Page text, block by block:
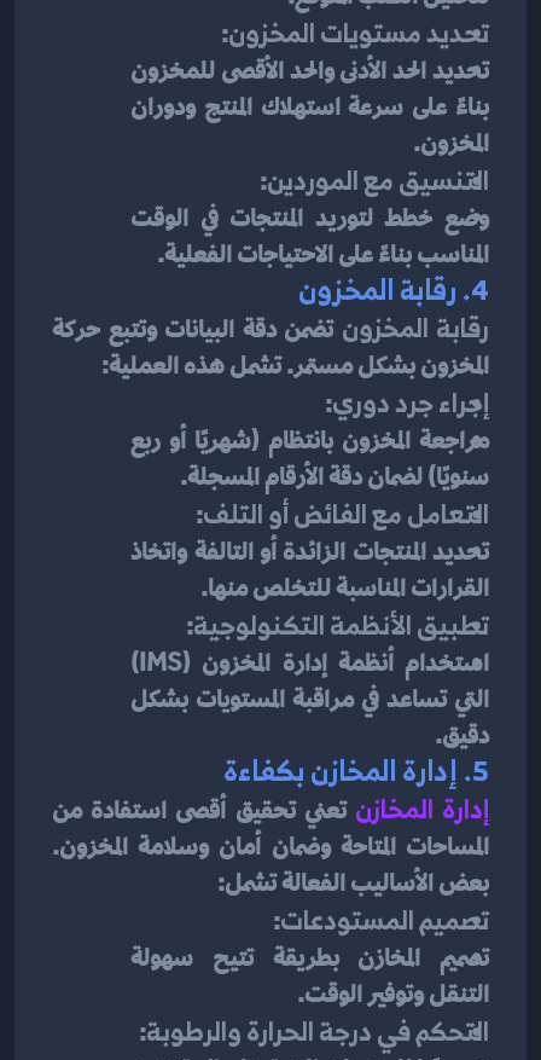
تحديد مستويات المخزون:
المخزون.
التنسيق مع الموردين:
المناسب بناءً على الاحتياجات الفعلية.
4. رقابة المخزون
رقابة المخزون
المخزون بشكل مستمر. تشمل هذه العملية:
إجراء جرد دوري:
مراجعة المخزون بانتظام (شهريًا أو ربع
سنويًا) لضمان دقة الأرقام المسجلة.
التعامل مع الفائض أو التلف:
تحديد المنتجات الزائدة أو التالفة واتخاذ
القرارات المناسبة للتخلص منها.
تطبيق الأنظمة التكنولوجية:
دقيق.
5. إدارة المخازن بكفاءة
إدارة المخازن
بعض الأساليب الفعالة تشمل:
تصميم المستودعات:
تصميم المخازن بطريقة تتيح سهولة
التنقل وتوفير الوقت.
التحكم في درجة الحرارة والرطوبة: